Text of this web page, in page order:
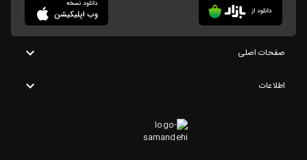
صفحات اصلی
اطلاعات